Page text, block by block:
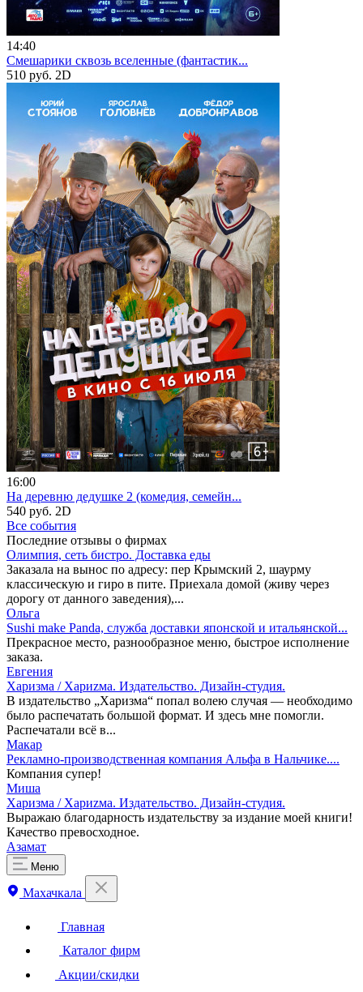
14:40
Смешарики сквозь вселенные (фантастик...
510 руб. 2D
16:00
На деревню дедушке 2 (комедия, семейн...
540 руб. 2D
Все события
Последние отзывы о фирмах
Олимпия, сеть бистро. Доставка еды
Заказала на вынос по адресу: пер Крымский 2, шаурму
классическую и гиро в пите. Приехала домой (живу через
дорогу от данного заведения),...
Ольга
Sushi make Panda, служба доставки японской и итальянской...
Прекрасное место, разнообразное меню, быстрое исполнение
заказа.
Евгения
Харизма / Хариzма. Издательство. Дизайн-студия.
В издательство „Харизма“ попал волею случая — необходимо
было распечатать большой формат. И здесь мне помогли.
Распечатали всё в...
Макар
Рекламно-производственная компания Альфа в Нальчике....
Компания супер!
Миша
Харизма / Хариzма. Издательство. Дизайн-студия.
Выражаю благодарность издательству за издание моей книги!
Качество превосходное.
Азамат
Меню
Махачкала
Главная
Каталог фирм
Акции/скидки